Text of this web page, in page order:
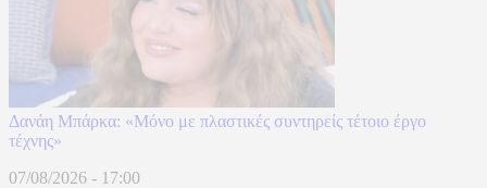
Δανάη Μπάρκα: «Μόνο με πλαστικές συντηρείς τέτοιο έργο
τέχνης»
07/08/2026 - 17:00